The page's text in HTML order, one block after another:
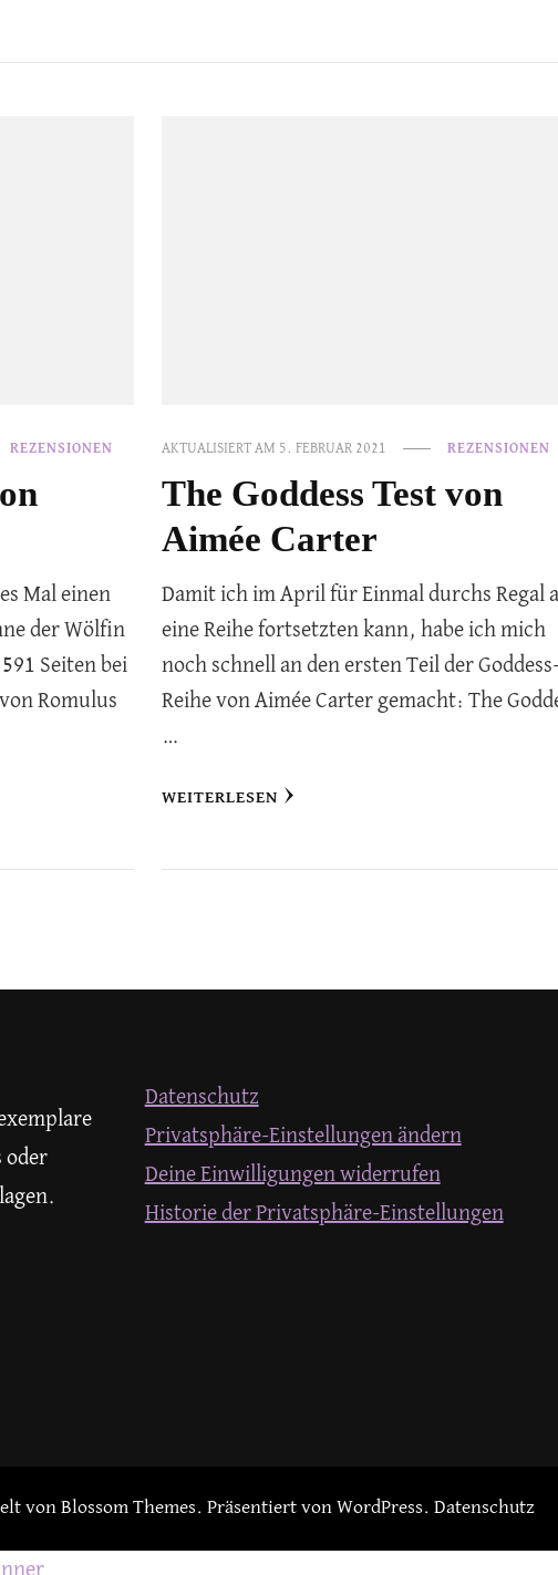
REZENSIONEN
Mal einen
der Wölfin
Seiten bei
Romulus
AKTUALISIERT AM 5. FEBRUAR 2021 REZENSIONEN
The Goddess Test von
Aimée Carter
Damit ich im April für Einmal durchs Regal
eine Reihe fortsetzten kann, habe ich mich
noch schnell an den ersten Teil der
Reihe von Aimée Carter gemacht: The
…
WEITERLESEN
oder
Datenschutz
Privatsphäre-Einstellungen ändern
Deine Einwilligungen widerrufen
Historie der Privatsphäre-Einstellungen
von Blossom Themes. Präsentiert von WordPress. Datenschutz